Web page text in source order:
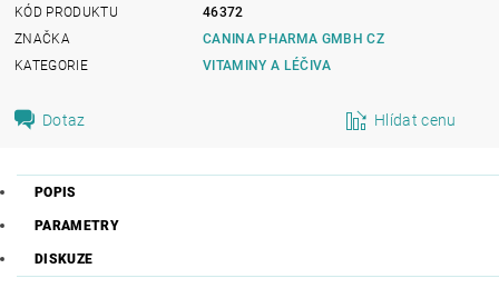
KÓD PRODUKTU
46372
ZNAČKA
CANINA PHARMA GMBH CZ
KATEGORIE
VITAMINY A LÉČIVA
Dotaz Hlídat cenu
POPIS
PARAMETRY
DISKUZE